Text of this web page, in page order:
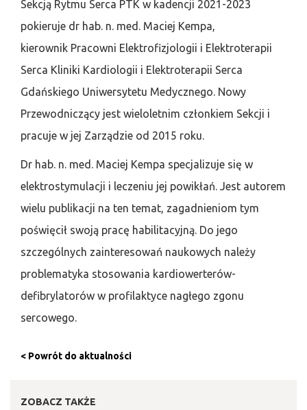
Sekcją Rytmu Serca PTK w kadencji 2021-2023
pokieruje dr hab. n. med. Maciej Kempa,
kierownik Pracowni Elektrofizjologii i Elektroterapii
Serca Kliniki Kardiologii i Elektroterapii Serca
Gdańskiego Uniwersytetu Medycznego. Nowy
Przewodniczący jest wieloletnim członkiem Sekcji i
pracuje w jej Zarządzie od 2015 roku.
Dr hab. n. med. Maciej Kempa specjalizuje się w
elektrostymulacji i leczeniu jej powikłań. Jest autorem
wielu publikacji na ten temat, zagadnieniom tym
poświęcił swoją pracę habilitacyjną. Do jego
szczególnych zainteresowań naukowych należy
problematyka stosowania kardiowerterów-
defibrylatorów w profilaktyce nagłego zgonu
sercowego.
< Powrót do aktualności
ZOBACZ TAKŻE